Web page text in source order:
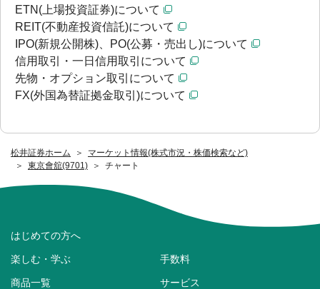
松井証券ホーム
マーケット情報(株式市況・株価検索など)
東京會舘(9701)
チャート
ETN(上場投資証券)について
REIT(不動産投資信託)について
IPO(新規公開株)、PO(公募・売出し)について
信用取引・一日信用取引について
先物・オプション取引について
FX(外国為替証拠金取引)について
はじめての方へ
楽しむ・学ぶ 手数料
商品一覧 サービス